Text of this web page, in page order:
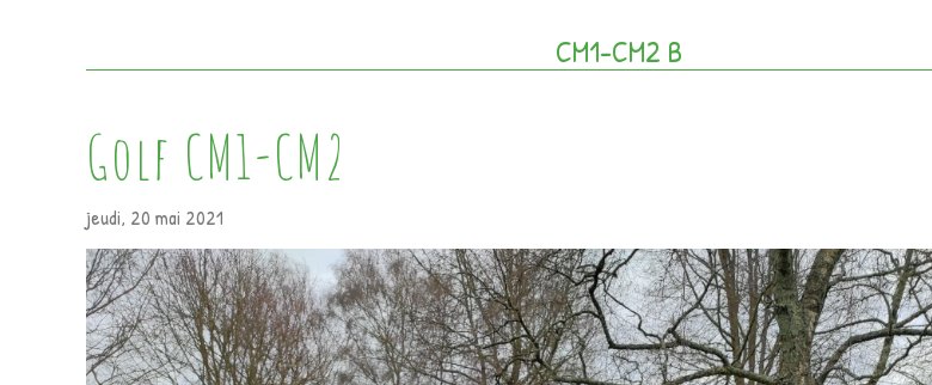
CM1-CM2 B
Golf CM1-CM2
jeudi, 20 mai 2021